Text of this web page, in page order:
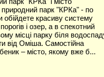
парк "КРКа" - по
обійдете красиву систему
і озер, а в спекотний
місці парку біля
від Оміша. Самостійна
– місто, якому вже б...